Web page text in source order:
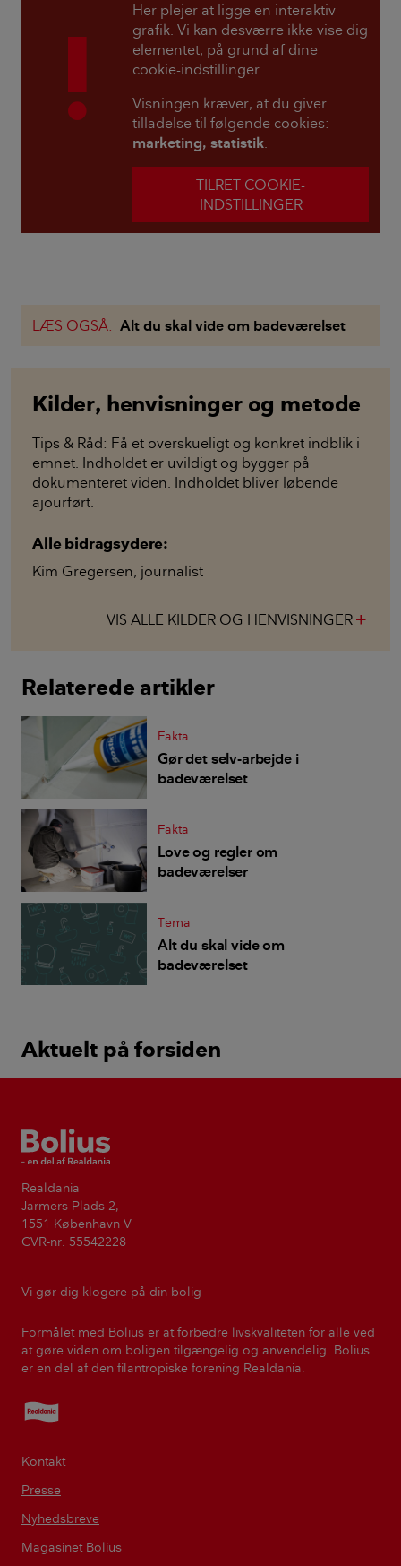
Her plejer at ligge en interaktiv
grafik. Vi kan desværre ikke vise dig
elementet, på grund af dine
cookie-indstillinger.
Visningen kræver, at du giver
tilladelse til følgende cookies:
marketing, statistik.
TILRET COOKIE-
INDSTILLINGER
LÆS OGSÅ: Alt du skal vide om badeværelset
Kilder, henvisninger og metode
Tips & Råd: Få et overskueligt og konkret indblik i
emnet. Indholdet er uvildigt og bygger på
dokumenteret viden. Indholdet bliver løbende
ajourført.
Alle bidragsydere:
Kim Gregersen, journalist
VIS ALLE KILDER OG HENVISNINGER
Relaterede artikler
Fakta
Gør det selv-arbejde i
badeværelset
Fakta
Love og regler om
badeværelser
Tema
Alt du skal vide om
badeværelset
Aktuelt på forsiden
Bolius
Realdania
Jarmers Plads 2,
1551 København V
CVR-nr. 55542228
Vi gør dig klogere på din bolig
Formålet med Bolius er at forbedre livskvaliteten for alle ved
at gøre viden om boligen tilgængelig og anvendelig. Bolius
er en del af den filantropiske forening Realdania.
Realdania
Kontakt
Presse
Nyhedsbreve
Magasinet Bolius